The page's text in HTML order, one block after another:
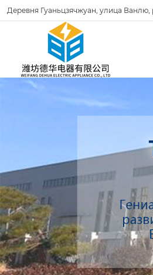
Деревня Гуаньцзячжуан, улица